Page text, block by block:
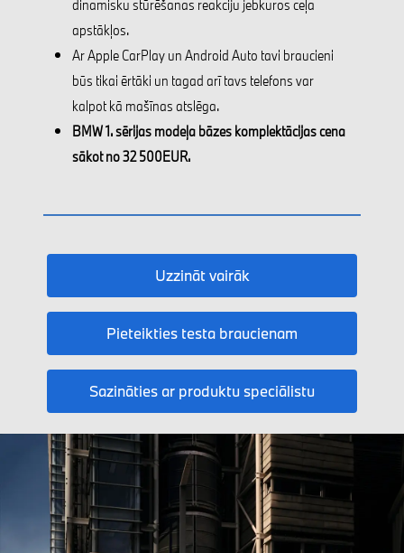
dinamisku stūrēšanas reakciju jebkuros ceļa
apstākļos.
Ar Apple CarPlay un Android Auto tavi braucieni
būs tikai ērtāki un tagad arī tavs telefons var
kalpot kā mašīnas atslēga.
BMW 1. sērijas modeļa bāzes komplektācijas cena
sākot no 32 500EUR.
Uzzināt vairāk
Pieteikties testa braucienam
Sazināties ar produktu speciālistu